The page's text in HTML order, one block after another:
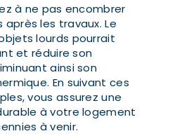
à ne pas encombrer
après les travaux. Le
lourds pourrait
et réduire son
ainsi son
En suivant ces
vous assurez une
à votre logement
à venir.